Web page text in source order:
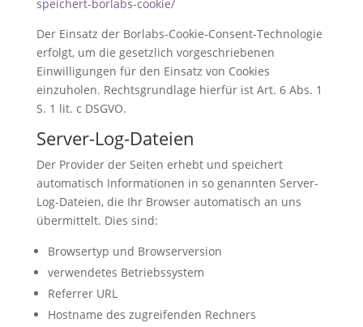
speichert-borlabs-cookie/
Der Einsatz der Borlabs-Cookie-Consent-Technologie
erfolgt, um die gesetzlich vorgeschriebenen
Einwilligungen für den Einsatz von Cookies
einzuholen. Rechtsgrundlage hierfür ist Art. 6 Abs. 1
S. 1 lit. c DSGVO.
Server-Log-Dateien
Der Provider der Seiten erhebt und speichert
automatisch Informationen in so genannten Server-
Log-Dateien, die Ihr Browser automatisch an uns
übermittelt. Dies sind:
Browsertyp und Browserversion
verwendetes Betriebssystem
Referrer URL
Hostname des zugreifenden Rechners